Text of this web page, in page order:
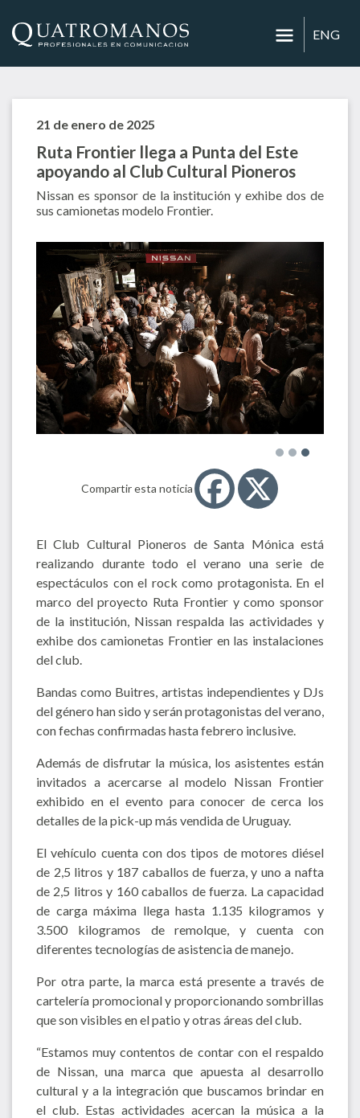
ENG
21 de enero de 2025
Ruta Frontier llega a Punta del Este
apoyando al Club Cultural Pioneros
Nissan es sponsor de la institución y exhibe dos de
sus camionetas modelo Frontier.
Compartir esta noticia
El Club Cultural Pioneros de Santa Mónica está
realizando durante todo el verano una serie de
espectáculos con el rock como protagonista. En el
marco del proyecto Ruta Frontier y como sponsor
de la institución, Nissan respalda las actividades y
exhibe dos camionetas Frontier en las instalaciones
del club.
Bandas como Buitres, artistas independientes y DJs
del género han sido y serán protagonistas del verano,
con fechas confirmadas hasta febrero inclusive.
Además de disfrutar la música, los asistentes están
invitados a acercarse al modelo Nissan Frontier
exhibido en el evento para conocer de cerca los
detalles de la pick-up más vendida de Uruguay.
El vehículo cuenta con dos tipos de motores diésel
de 2,5 litros y 187 caballos de fuerza, y uno a nafta
de 2,5 litros y 160 caballos de fuerza. La capacidad
de carga máxima llega hasta 1.135 kilogramos y
3.500 kilogramos de remolque, y cuenta con
diferentes tecnologías de asistencia de manejo.
Por otra parte, la marca está presente a través de
cartelería promocional y proporcionando sombrillas
que son visibles en el patio y otras áreas del club.
“Estamos muy contentos de contar con el respaldo
de Nissan, una marca que apuesta al desarrollo
cultural y a la integración que buscamos brindar en
el club. Estas actividades acercan la música a la